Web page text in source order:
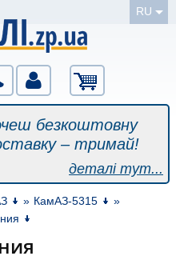
RU
безкоштовну
– тримай!
деталі тут...
» КамАЗ-5315
»